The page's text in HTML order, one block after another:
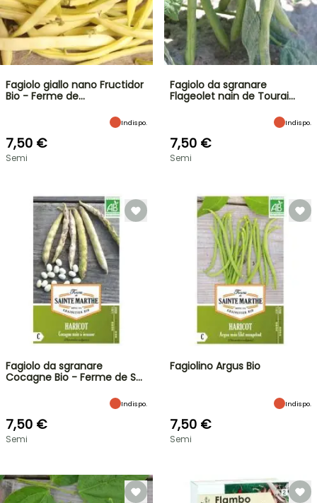
Fagiolo giallo nano Fructidor
Bio - Ferme de…
Indispo.
7,50 €
Semi
Fagiolo da sgranare
Flageolet nain de Tourai…
Indispo.
7,50 €
Semi
Fagiolo da sgranare
Cocagne Bio - Ferme de S…
Indispo.
7,50 €
Semi
Fagiolino Argus Bio
Indispo.
7,50 €
Semi